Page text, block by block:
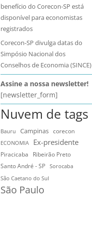
benefício do Corecon-SP está
disponível para economistas
registrados
Corecon-SP divulga datas do
Simpósio Nacional dos
Conselhos de Economia (SINCE)
Assine a nossa newsletter!
[newsletter_form]
Nuvem de tags
Bauru Campinas
corecon
ECONOMIA
Ex-presidente
Piracicaba
Ribeirão Preto
Santo André - SP
Sorocaba
São Caetano do Sul
São Paulo